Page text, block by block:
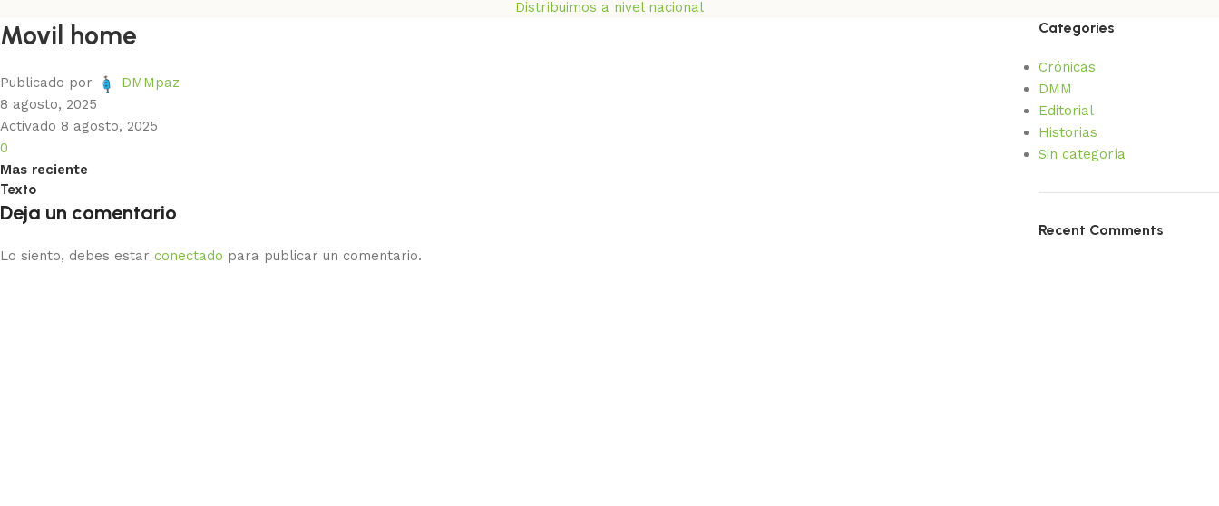
Distribuimos a nivel nacional
Movil home
Publicado por
DMMpaz
8 agosto, 2025
Activado 8 agosto, 2025
0
Mas reciente
Texto
Deja un comentario
Lo siento, debes estar conectado para publicar un comentario.
Categories
Crónicas
DMM
Editorial
Historias
Sin categoría
Recent Comments